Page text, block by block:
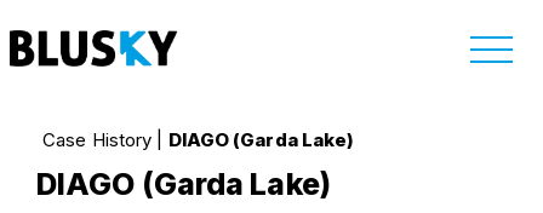
Case History DIAGO (Garda Lake)
DIAGO (Garda Lake)